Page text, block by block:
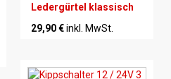
Ledergürtel klassisch
29,90 €inkl. MwSt.